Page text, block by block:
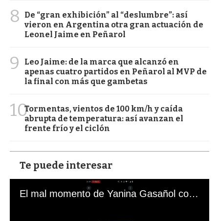
8
De “gran exhibición” al “deslumbre”: así
vieron en Argentina otra gran actuación de
Leonel Jaime en Peñarol
9
Leo Jaime: de la marca que alcanzó en
apenas cuatro partidos en Peñarol al MVP de
la final con más que gambetas
10Tormentas, vientos de 100 km/h y caída
abrupta de temperatura: así avanzan el
frente frío y el ciclón
Te puede interesar
El mal momento de Yanina Gasañol con un hincha argentino en "Subrayado"